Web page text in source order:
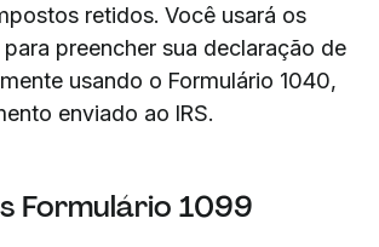
retidos. Você usará os
preencher sua declaração de
usando o Formulário 1040,
enviado ao IRS.
Formulário 1099